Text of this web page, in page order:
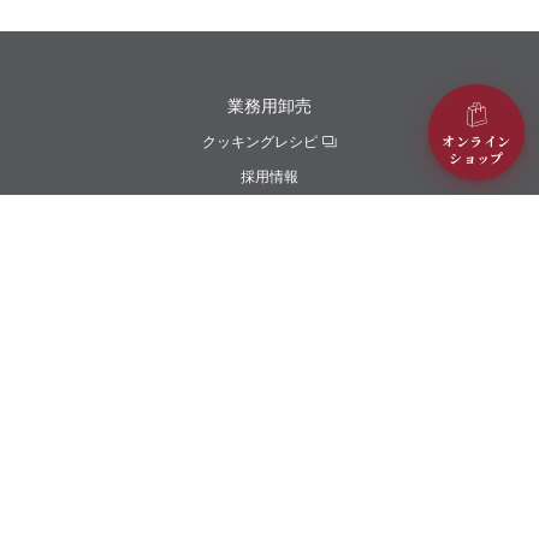
オンライン
ショップ
業務用卸売
クッキングレシピ
採用情報